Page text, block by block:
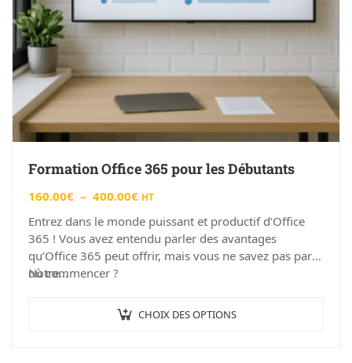
Formation Office 365 pour les Débutants
160.00€ – 400.00€ HT
Entrez dans le monde puissant et productif d’Office
365 ! Vous avez entendu parler des avantages
qu’Office 365 peut offrir, mais vous ne savez pas par
où commencer ?
Notre…
CHOIX DES OPTIONS